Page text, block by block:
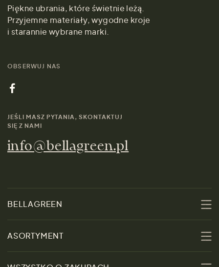
Piękne ubrania, które świetnie leżą.
Przyjemne materiały, wygodne kroje
i starannie wybrane marki.
OBSERWUJ NAS
JEŚLI MASZ PYTANIA, SKONTAKTUJ
SIĘ Z NAMI
info@bellagreen.pl
BELLAGREEN
Zrównoważoność
ASORTYMENT